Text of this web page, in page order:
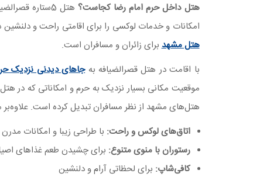
هتل داخل حرم امام رضا کجاست؟ هتل 5ستاره قصرالضیافه با موقعیت استثنایی خود در
امکانات و خدمات لوکسی را برای اقامتی راحت و
هتل مشهدبرای زائران و مسافران است.
با اقامت در هتل قصرالضیافه بهجاهای دیدنی نزدیک
موقعیت مکانی بسیار نزدیک به حرم و امکاناتی که در
هتل‌های مشهد از نظر مسافران تبدیل کرده است. علاوه‌بر
اتاق‌های لوکس و راحت: با طراحی زیبا و امکانات مدرن
رستوران با منوی متنوع: برای چشیدن طعم غذاهای
کافی‌شاپ: برای لحظاتی آرام و دلنشین